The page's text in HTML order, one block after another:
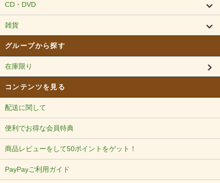
CD・DVD
雑貨
グループから探す
在庫限り
コンテンツを見る
配送に関して
便利でお得な会員特典
商品レビューをして50ポイントをゲット！
PayPayご利用ガイド